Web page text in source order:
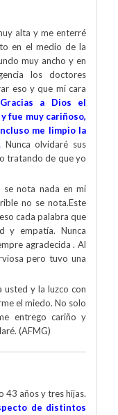
alta y me enterré
en el medio de la
muy ancho y en
los doctores
eso y que mi cara
Gracias a Dios el
fue muy cariñoso,
me limpio la
Nunca olvidaré sus
tratando de que yo
se nota nada en mi
no se nota.Este
cada palabra que
y empatía. Nunca
agradecida . Al
pero tuvo una
usted y la luzco con
el miedo. No solo
entrego cariño y
(AFMG)
43 años y tres hijas.
de distintos